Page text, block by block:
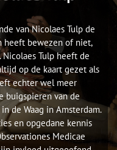
van Nicolaes Tulp de
heeft bewezen of niet,
Nicolaes Tulp heeft de
op de kaart gezet als
echter wel meer
buigspieren van de
de Waag in Amsterdam.
en opgedane kennis
Medicae